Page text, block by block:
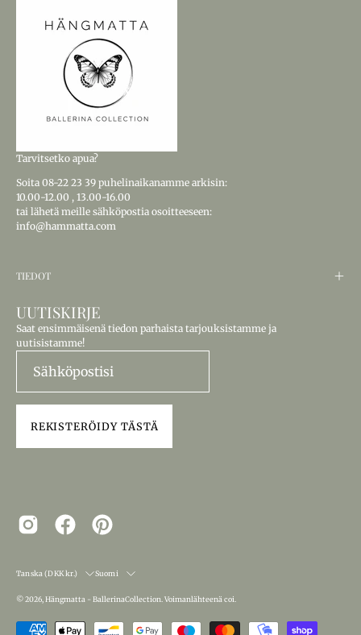
Tarvitsetko apua?
Soita 08-22 23 39 puhelinaikanamme arkisin:
10.00-12.00 , 13.00-16.00
tai lähetä meille sähköpostia osoitteeseen:
info@hammatta.com
TIEDOT
UUTISKIRJE
Saat ensimmäisenä tiedon parhaista tarjouksistamme ja
uutisistamme!
REKISTERÖIDY TÄSTÄ
MAA
Tanska (DKK kr.) KIELI
Suomi
© 2026, Hängmatta - BallerinaCollection Voimanlähteenä coi